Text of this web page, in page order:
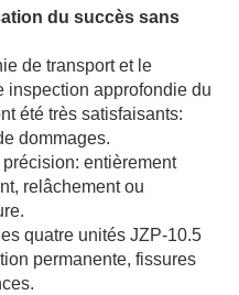
du succès sans
de transport et le
inspection approfondie du
été très satisfaisants:
dommages.
entièrement
relâchement ou
quatre unités JZP‐10.5
permanente, fissures